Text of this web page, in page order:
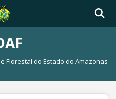
Florestal do Estado do Amazonas